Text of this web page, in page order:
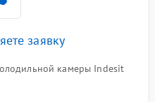
заявку
камеры Indesit